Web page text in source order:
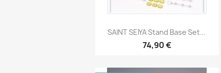
Aperçu rapide
SAINT SEIYA Stand Base Set...
74,90 €